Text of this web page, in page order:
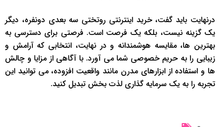
درنهایت باید گفت، خرید اینترنتی روتختی سه بعدی دونفره، دیگر
یک گزینه نیست، بلکه یک فرصت است. فرصتی برای دسترسی به
بهترین ها، مقایسه هوشمندانه و در نهایت، انتخابی که آرامش و
زیبایی را به حریم خصوصی شما می آورد. با آگاهی از مزایا و چالش
ها و استفاده از ابزارهای مدرن مانند واقعیت افزوده، می توانید این
تجربه را به یک سرمایه گذاری لذت بخش تبدیل کنید.